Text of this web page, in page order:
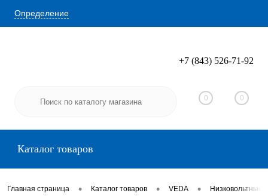
Определение
Вход Регистрация
+7 (843) 526-71-92
0 0
Каталог товаров
Главная страница • Каталог товаров • VEDA •